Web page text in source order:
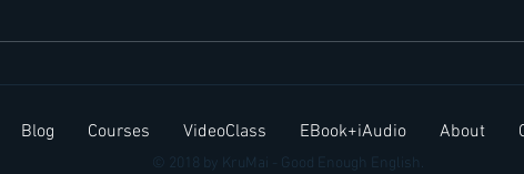
แนวตั้ง แนวนอน ภาษาอังกฤษ
ผู้หญิ
อะไร
© 2018 by KruMai - Good Enough English.
Blog Courses VideoClass EBook+iAudio About